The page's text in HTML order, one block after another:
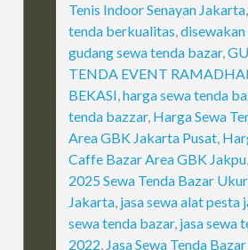
Tenis Indoor Senayan Jakarta
tenda berkualitas,
gudang sewa tenda bazar,
TENDA EVENT
BEKASI,harga sewa tenda
tenda bazzar, Harga Sewa
Area GBK Jakarta Pusat,
Caffe Bazar Area GBK Jakpu,
2025 Sewa Tenda Bazar
Jakarta, jasa sewa alat pesta
sewa tenda bazar, jasa sewa
2022, Jasa Sewa Tenda